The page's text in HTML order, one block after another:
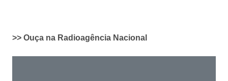
>> Ouça na Radioagência Nacional